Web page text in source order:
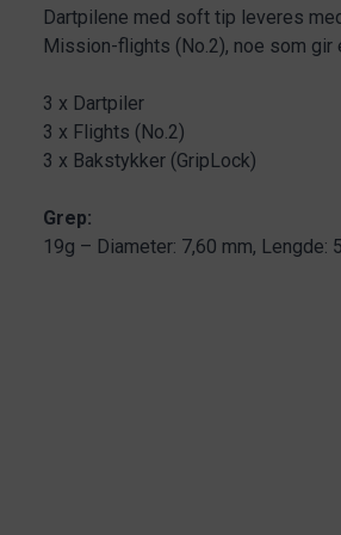
Dartpilene med soft tip leveres
Mission-flights (No.2), noe som
3 x Dartpiler
3 x Flights (No.2)
3 x Bakstykker (GripLock)
Grep:
19g – Diameter: 7,60 mm, Lengde: